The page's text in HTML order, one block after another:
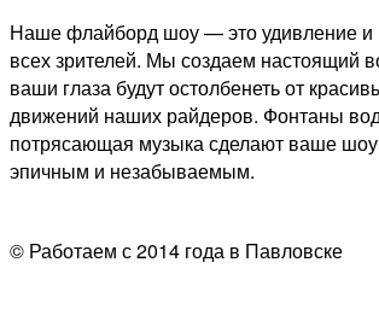
Наше флайборд шоу — это удивление и
всех зрителей. Мы создаем настоящий
ваши глаза будут остолбенеть от
движений наших райдеров. Фонтаны
потрясающая музыка сделают ваше
эпичным и незабываемым.
© Работаем с 2014 года в Павловске